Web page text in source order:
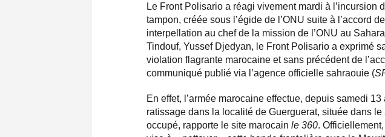
Le Front Polisario a réagi vivement mardi à l’incursion
tampon, créée sous l’égide de l’ONU suite à l’accord
interpellation au chef de la mission de l’ONU au
Tindouf, Yussef Djedyan, le Front Polisario a exprimé
violation flagrante marocaine et sans précédent de
communiqué publié via l’agence officielle sahraouie (
En effet, l’armée marocaine effectue, depuis samedi
ratissage dans la localité de Guerguerat, située dans
occupé, rapporte le site marocain le 360.